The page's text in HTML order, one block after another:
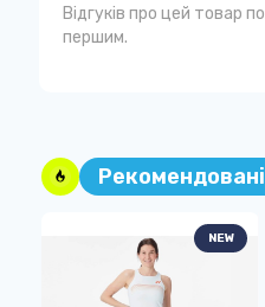
Відгуків про цей товар
першим.
NEW